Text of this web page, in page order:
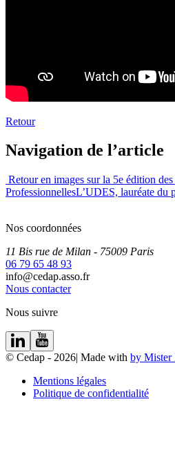
Retour
Navigation de l’article
Retour en images sur la 5e édition
ProfessionnellesL’UDES, lauréate du
Nos coordonnées
11 Bis rue de Milan - 75009 Paris
06 79 65 48 93
info@cedap.asso.fr
Nous contacter
Nous suivre
© Cedap - 2026| Made with by Mister
Mentions légales
Politique de confidentialité